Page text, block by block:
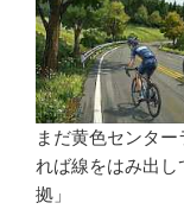
まだ黄色センタ
れば線をはみ出
拠」